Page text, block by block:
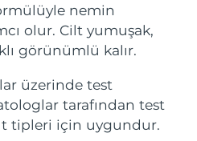
nemin
olur. Cilt yumuşak,
görünümlü kalır.
üzerinde test
tarafından test
tipleri için uygundur.